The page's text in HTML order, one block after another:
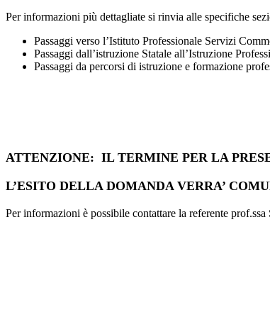
Per informazioni più dettagliate si rinvia alle specifiche
Passaggi verso l’Istituto Professionale Servizi
Passaggi dall’istruzione Statale all’Istruzione
Passaggi da percorsi di istruzione e formazione
ATTENZIONE: IL TERMINE PER LA
L’ESITO DELLA DOMANDA VERRA’
Per informazioni è possibile contattare la referente